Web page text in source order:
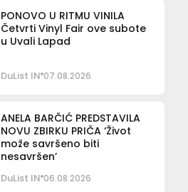
PONOVO U RITMU VINILA
Četvrti Vinyl Fair ove subote
u Uvali Lapad
DuList IN 07.08.2026
ANELA BARČIĆ PREDSTAVILA
NOVU ZBIRKU PRIČA ‘Život
može savršeno biti
nesavršen’
DuList IN 06.08.2026